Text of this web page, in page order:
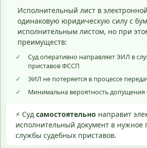
Исполнительный лист в
одинаковую юридическую силу с
исполнительным листом, но при
преимуществ:
✓
Суд оперативно направляет ЭИЛ в
приставов ФССП
✓
ЭИЛ не потеряется в процессе
✓
Минимальна вероятность
⚡ Суд самостоятельно направит
исполнительный документ в нужное
службы судебных приставов.